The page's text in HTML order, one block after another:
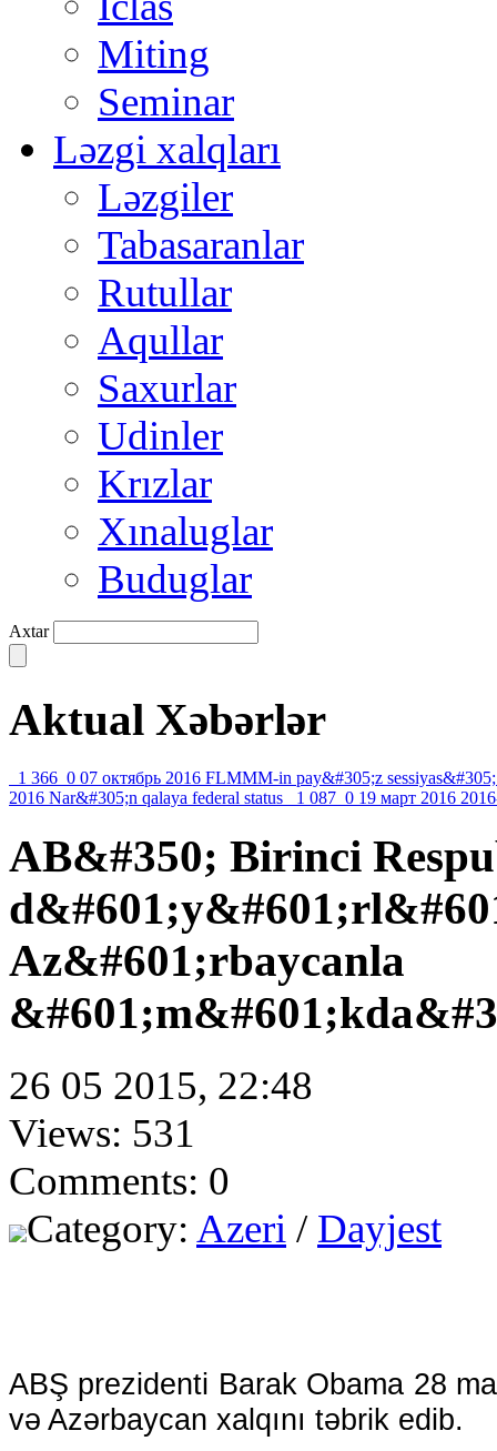
Miting
Seminar
Ləzgi xalqları
Ləzgiler
Tabasaranlar
Rutullar
Aqullar
Saxurlar
Udinler
Krızlar
Xınaluglar
Buduglar
Axtar
Aktual Xəbərlər
1 366 0 07 октябрь 2016 FLMMM-in pay&#305;z sessiyas&#305;
2016 Nar&#305;n qalaya federal status 1 087 0 19 март 2016
AB&#350; Birinci
Az&#601;rbaycanla
26 05 2015, 22:48
Views: 531
Comments: 0
Category: Azeri / Dayjest
ABŞ prezidenti Barak Obama 28
və Azərbaycan xalqını təbrik edib.